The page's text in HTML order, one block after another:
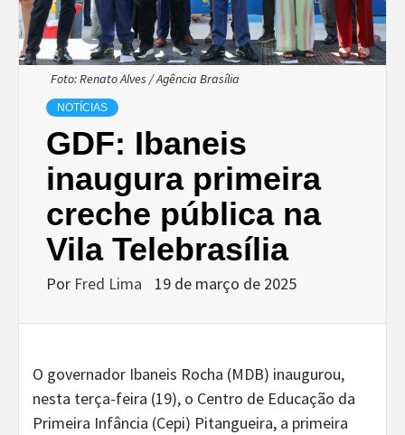
Foto: Renato Alves / Agência Brasília
NOTÍCIAS
GDF: Ibaneis
inaugura primeira
creche pública na
Vila Telebrasília
Por Fred Lima 19 de março de 2025
O governador Ibaneis Rocha (MDB) inaugurou,
nesta terça-feira (19), o Centro de Educação da
Primeira Infância (Cepi) Pitangueira, a primeira